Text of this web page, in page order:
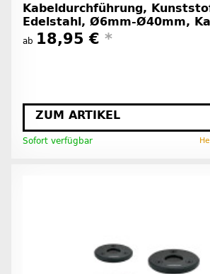
Kabeldurchführung,
Edelstahl, Ø6mm-Ø40mm,
ab 18,95 € *
ZUM ARTIKEL
Sofort verfügbar